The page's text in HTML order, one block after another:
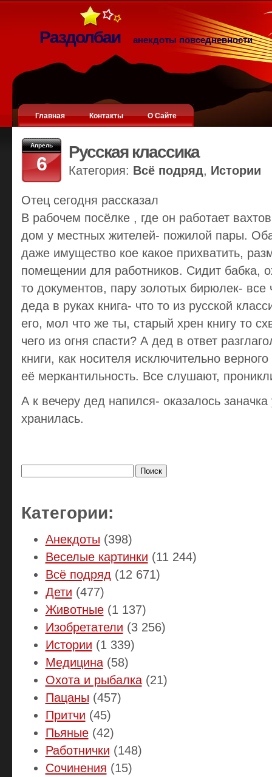
Раздолбаи анекдоты повседневности
Главная Контакты О Сайте
Апрель
6
Русская классика
Категория: Всё подряд, Истории
Отец сегодня рассказал
В рабочем посёлке , где он работает
дом у местных жителей- пожилой пары.
даже имущество кое какое прихватить,
помещении для работников. Сидит бабка,
то документов, пару золотых бирюлек- все
деда в руках книга- что то из русской
его, мол что же ты, старый хрен книгу то
чего из огня спасти? А дед в ответ
книги, как носителя исключительно верного
её меркантильность. Все слушают,
А к вечеру дед напился- оказалось заначка
хранилась.
Категории:
Анекдоты (398)
Веселые картинки (11 244)
Всё подряд (12 671)
Дети (477)
Животные(1 137)
Изобретатели (3 256)
Истории (1 339)
Медицина(58)
Охота и рыбалка(21)
Пацаны (457)
Притчи (45)
Пьяные(42)
Работнички (148)
Сочинения (15)